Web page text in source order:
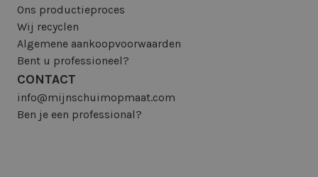
Ons productieproces
Wij recyclen
Algemene aankoopvoorwaarden
Bent u professioneel?
CONTACT
info@mijnschuimopmaat.com
Ben je een professional?